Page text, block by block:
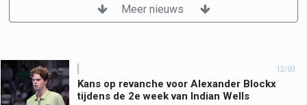
Meer nieuws
12/03
Kans op revanche voor Alexander Blockx
tijdens de 2e week van Indian Wells